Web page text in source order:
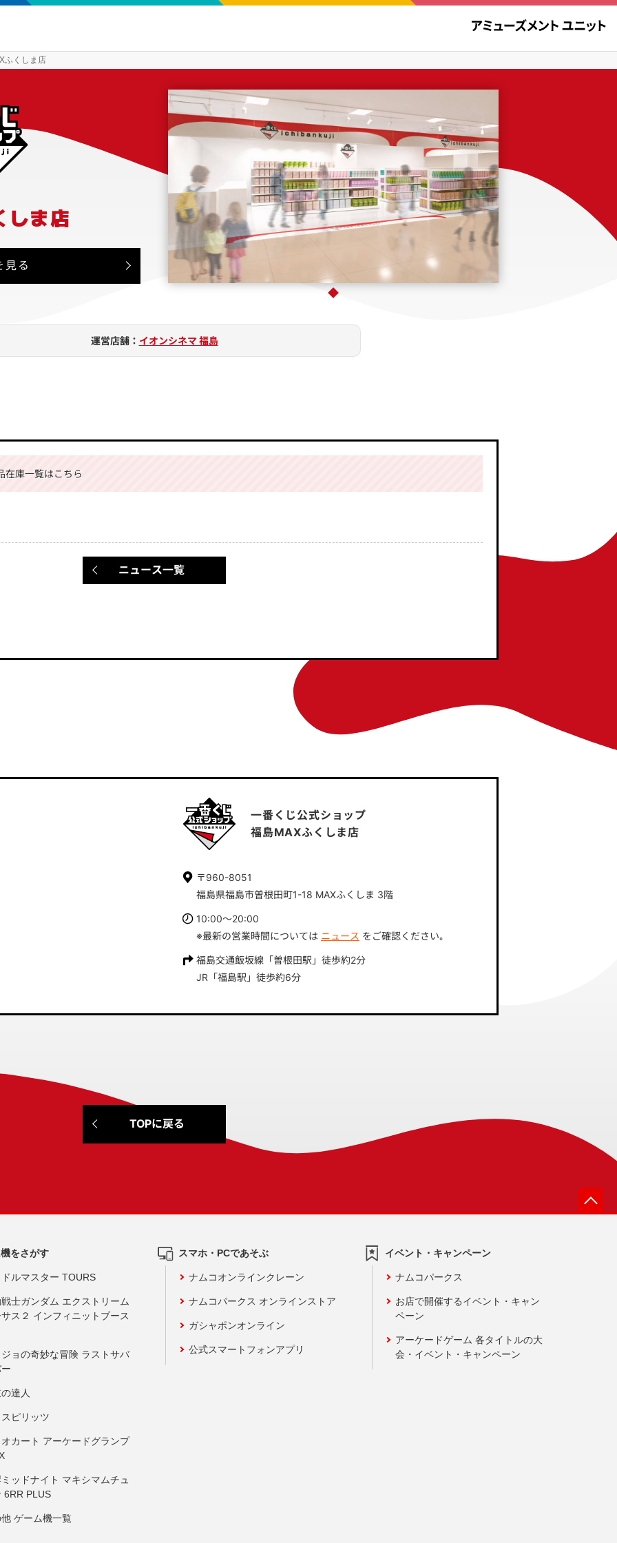
ふくしま店
しま店
見る
運営店舗： イオンシネマ 福島
在庫一覧はこちら
ニュース一覧
一番くじ公式ショップ
福島MAXふくしま店
〒960-8051
福島県福島市曽根田町1-18 MAXふくしま 3階
10:00～20:00
※最新の営業時間については ニュース をご確認ください｡
福島交通飯坂線「曽根田駅」徒歩約2分
JR「福島駅」徒歩約6分
TOPに戻る
をさがす
ルマスター TOURS
士ガンダム エクストリーム
ス２ インフィニットブース
ョの奇妙な冒険 ラストサバ
達人
ピリッツ
カート アーケードグランプ
ッドナイト マキシマムチュ
6RR PLUS
ゲーム機一覧
スマホ・PCであそぶ
ナムコオンラインクレーン
ナムコパークス オンラインストア
ガシャポンオンライン
公式スマートフォンアプリ
イベント・キャンペーン
ナムコパークス
お店で開催するイベント・キャン
ペーン
アーケードゲーム 各タイトルの大
会・イベント・キャンペーン